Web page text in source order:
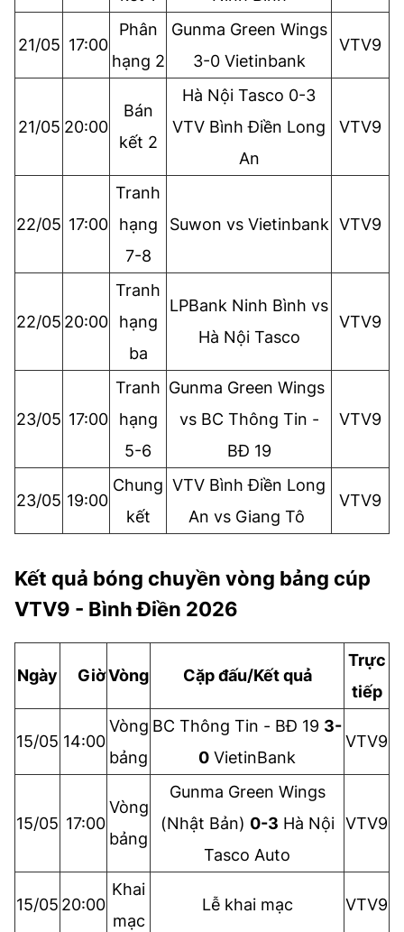
21/05 17:00
Phân
hạng 2
Gunma Green Wings
3-0 Vietinbank
VTV9
21/05 20:00
Bán
kết 2
Hà Nội Tasco 0-3
VTV Bình Điền Long
An
VTV9
22/05 17:00
Tranh
hạng
7-8
Suwon vs Vietinbank VTV9
22/05 20:00
Tranh
hạng
ba
LPBank Ninh Bình vs
Hà Nội Tasco
VTV9
23/05 17:00
Tranh
hạng
5-6
Gunma Green Wings
vs BC Thông Tin -
BĐ 19
VTV9
23/05 19:00
Chung
kết
VTV Bình Điền Long
An vs Giang Tô
VTV9
Kết quả bóng chuyền vòng bảng cúp
VTV9 - Bình Điền 2026
Ngày GiờVòng Cặp đấu/Kết quả
Trực
tiếp
15/05 14:00
Vòng
bảng
BC Thông Tin - BĐ 19 3-
0 VietinBank
VTV9
15/05 17:00
Vòng
bảng
Gunma Green Wings
(Nhật Bản) 0-3 Hà Nội
Tasco Auto
VTV9
15/05 20:00
Khai
mạc
Lễ khai mạc VTV9